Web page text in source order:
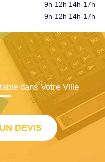
9h-12h 14h-17h
9h-12h 14h-17h
dans Votre Ville
DEVIS